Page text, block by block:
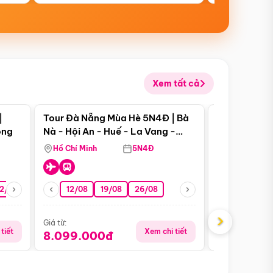
Xem tất cả
08 26/08 05/09 09/09 12/09
tiết
Điểm nổi bật
Tour Đà Nẵng Mùa Hè 5N4Đ | Bà
Nà - Hội An - Huế - La Vang -
Động Thiên Đường
Hồ Chí Minh 5N4Đ
12/08 19/08 26/08
Giá từ:
8.099.000đ Xem chi tiết
Giá từ:
›